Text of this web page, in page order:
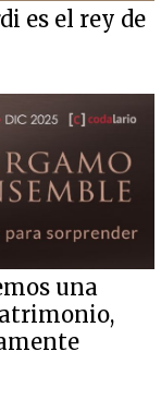
es el rey de
una